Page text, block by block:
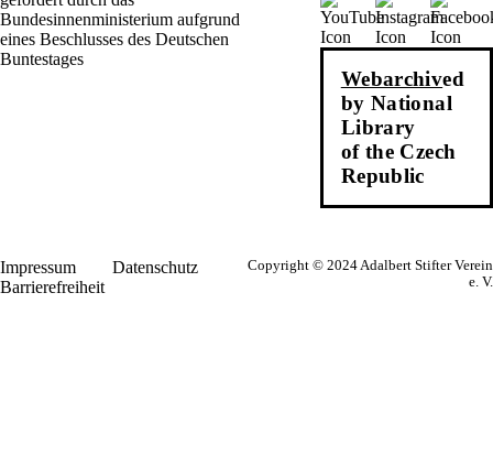
Webarchived
by National
Library
of the Czech
Republic
Impressum
Datenschutz
Barrierefreiheit
Copyright © 2024 Adalbert Stifter Verein
e. V.